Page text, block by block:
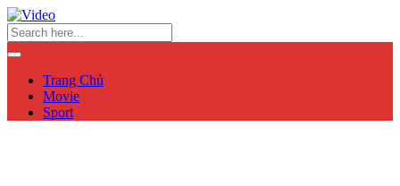
Trang Chủ
Movie
Sport